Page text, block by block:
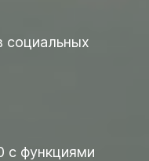
социальных
с функциями